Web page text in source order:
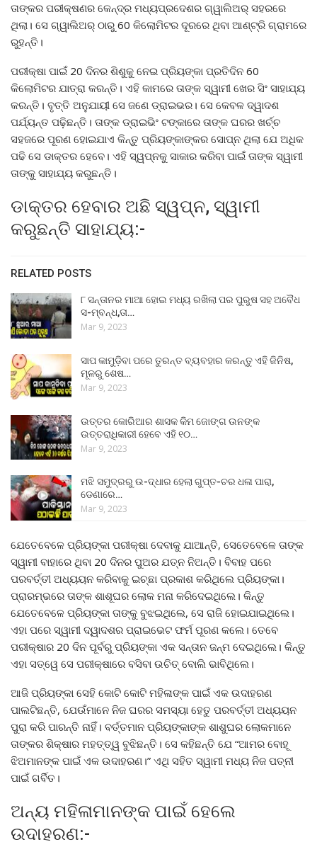
ତାଙ୍କର ପରୀକ୍ଷଣର କେନ୍ଦ୍ର ମଧ୍ୟପ୍ରଦେଶର ଗ୍ୱାଲିଅର୍ ସହରରେ
ଥିଲା। ସେ ଗ୍ୱାଲିଅର୍ ଠାରୁ 60 କିଲୋମିଟର ଦୂରରେ ଥିବା ଆଣ୍ଟ୍ରି ଗ୍ରାମରେ
ରୁହନ୍ତି।
ପରୀକ୍ଷା ପାଇଁ 20 ଦିନର ଶିଶୁକୁ ନେଇ ପ୍ରିୟଙ୍କା ପ୍ରତିଦିନ 60
କିଲୋମିଟର ଯାତ୍ରା କରନ୍ତି। ଏହି କାମରେ ତାଙ୍କ ସ୍ୱାମୀ ଖେର ସିଂ ସାହାଯ୍ୟ
କରନ୍ତି। ବୃତ୍ତି ଅନୁଯାୟୀ ସେ ଜଣେ ଡ୍ରାଇଭର। ସେ କେବଳ ଦ୍ୱାଦଶ
ପର୍ଯ୍ୟନ୍ତ ପଢ଼ିଛନ୍ତି। ତାଙ୍କ ଡ୍ରାଇଭିଂ ଟଙ୍କାରେ ତାଙ୍କ ଘରର ଖର୍ଚ୍ଚ
ସହଜରେ ପୂରଣ ହୋଇଯାଏ କିନ୍ତୁ ପ୍ରିୟଙ୍କାଙ୍କର ସୋପ୍ନ ଥିଲା ଯେ ଅଧିକ
ପଢି ସେ ଡାକ୍ତର ହେବେ। ଏହି ସ୍ୱପ୍ନକୁ ସାକାର କରିବା ପାଇଁ ତାଙ୍କ ସ୍ୱାମୀ
ତାଙ୍କୁ ସାହାଯ୍ୟ କରୁଛନ୍ତି।
ଡାକ୍ତର ହେବାର ଅଛି ସ୍ୱପ୍ନ, ସ୍ୱାମୀ
କରୁଛନ୍ତି ସାହାଯ୍ୟ:-
RELATED POSTS
୮ ସନ୍ତାନର ମାଆ ହୋଇ ମଧ୍ୟ ରଖିଲା ପର ପୁରୁଷ ସହ ଅବୈଧ
ସ-ମ୍ବନ୍ଧ,ତା…
Mar 9, 2023
ସାପ କାମୁଡ଼ିବା ପରେ ତୁରନ୍ତ ବ୍ୟବହାର କରନ୍ତୁ ଏହି ଜିନିଷ,
ମୂଳରୁ ଶେଷ…
Mar 9, 2023
ଉତ୍ତର କୋରିଆର ଶାସକ କିମ ଜୋଙ୍ଗ ଉନଙ୍କ
ଉତ୍ତରାଧିକାରୀ ହେବେ ଏହି ୧୦…
Mar 9, 2023
ମଝି ସମୁଦ୍ରରୁ ଉ-ଦ୍ଧାର ହେଲା ଗୁପ୍ତ-ଚର ଧଳା ପାରା,
ଡେଣାରେ…
Mar 9, 2023
ଯେତେବେଳେ ପ୍ରିୟଙ୍କା ପରୀକ୍ଷା ଦେବାକୁ ଯାଆନ୍ତି, ସେତେବେଳେ ତାଙ୍କ
ସ୍ୱାମୀ ବାହାରେ ଥିବା 20 ଦିନର ପୁଅର ଯତ୍ନ ନିଅନ୍ତି। ବିବାହ ପରେ
ପରବର୍ତ୍ତୀ ଅଧ୍ୟୟନ କରିବାକୁ ଇଚ୍ଛା ପ୍ରକାଶ କରିଥିଲେ ପ୍ରିୟଙ୍କା।
ପ୍ରାରମ୍ଭରେ ତାଙ୍କ ଶାଶୂଘର ଲୋକ ମନା କରିଦେଇଥିଲେ। କିନ୍ତୁ
ଯେତେବେଳେ ପ୍ରିୟଙ୍କା ତାଙ୍କୁ ବୁଝଇଥିଲେ, ସେ ରାଜି ହୋଇଯାଇଥିଲେ।
ଏହା ପରେ ସ୍ୱାମୀ ଦ୍ୱାଦଶର ପ୍ରାଇଭେଟ ଫର୍ମ ପୂରଣ କଲେ। ତେବେ
ପରୀକ୍ଷାର 20 ଦିନ ପୂର୍ବରୁ ପ୍ରିୟଙ୍କା ଏକ ସନ୍ତାନ ଜନ୍ମ ଦେଇଥିଲେ। କିନ୍ତୁ
ଏହା ସତ୍ୱେ ସେ ପରୀକ୍ଷାରେ ବସିବା ଉଚିତ୍ ବୋଲି ଭାବିଥିଲେ।
ଆଜି ପ୍ରିୟଙ୍କା ସେହି କୋଟି କୋଟି ମହିଳାଙ୍କ ପାଇଁ ଏକ ଉଦାହରଣ
ପାଲଟିଛନ୍ତି, ଯେଉଁମାନେ ନିଜ ଘରର ସମସ୍ୟା ହେତୁ ପରବର୍ତ୍ତୀ ଅଧ୍ୟୟନ
ପୁରା କରି ପାରନ୍ତି ନାହିଁ। ବର୍ତ୍ତମାନ ପ୍ରିୟଙ୍କାଙ୍କ ଶାଶୁଘର ଲୋକମାନେ
ତାଙ୍କର ଶିକ୍ଷାର ମହତ୍ତ୍ୱ ବୁଝିଛନ୍ତି। ସେ କହିଛନ୍ତି ଯେ “ଆମର ବୋହୂ
ଝିଅମାନଙ୍କ ପାଇଁ ଏକ ଉଦାହରଣ।” ଏଥି ସହିତ ସ୍ୱାମୀ ମଧ୍ୟ ନିଜ ପତ୍ନୀ
ପାଇଁ ଗର୍ବିତ।
ଅନ୍ୟ ମହିଳାମାନଙ୍କ ପାଇଁ ହେଲେ
ଉଦାହରଣ:-